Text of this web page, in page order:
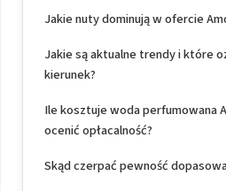
Jakie nuty dominują w ofercie
Jakie są aktualne trendy i które
kierunek?
Ile kosztuje woda perfumowana
ocenić opłacalność?
Skąd czerpać pewność